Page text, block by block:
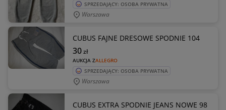
SPRZEDAJĄCY: OSOBA PRYWATNA
Warszawa
CUBUS FAJNE DRESOWE SPODNIE 104
AUKCJA ZALLEGRO
30zł
SPRZEDAJĄCY: OSOBA PRYWATNA
Warszawa
CUBUS EXTRA SPODNIE JEANS NOWE 98